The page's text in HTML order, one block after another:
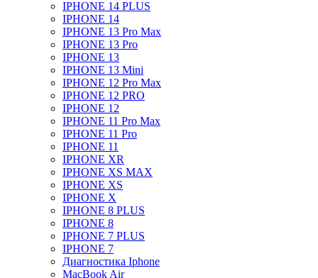
IPHONE 14 PLUS
IPHONE 14
IPHONE 13 Pro Max
IPHONE 13 Pro
IPHONE 13
IPHONE 13 Mini
IPHONE 12 Pro Max
IPHONE 12 PRO
IPHONE 12
IPHONE 11 Pro Max
IPHONE 11 Pro
IPHONE 11
IPHONE XR
IPHONE XS MAX
IPHONE XS
IPHONE X
IPHONE 8 PLUS
IPHONE 8
IPHONE 7 PLUS
IPHONE 7
Диагностика Iphone
MacBook Air